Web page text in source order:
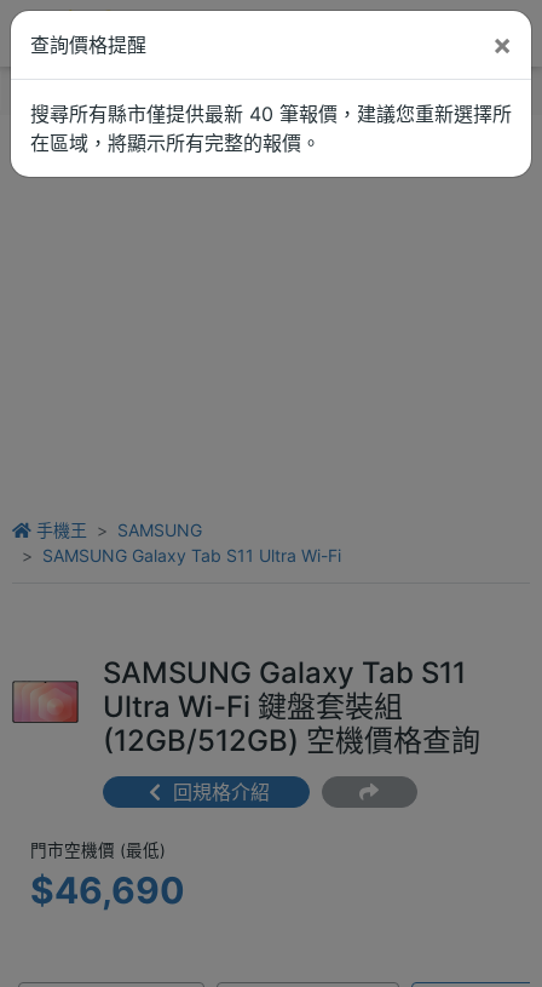
手機王
SAMSUNG
SAMSUNG Galaxy Tab S11 Ultra Wi-Fi
SAMSUNG Galaxy Tab S11
Ultra Wi-Fi 鍵盤套裝組
(12GB/512GB) 空機價格查詢
回規格介紹
門市空機價 (最低) $46,690
門市空機價 (最低)
$46,690
查詢價格提醒 ×
搜尋所有縣市僅提供最新 40 筆報價，建議您重新選擇所
在區域，將顯示所有完整的報價。